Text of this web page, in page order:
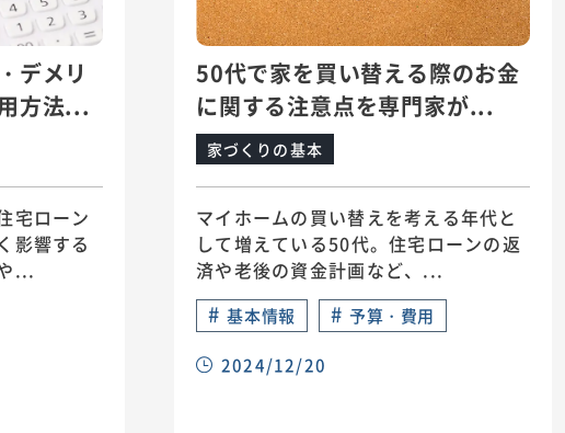
デメリ
方法...
宅ローン
影響する
...
50代で家を買い替える際のお金
に関する注意点を専門家が...
家づくりの基本
マイホームの買い替えを考える年代と
して増えている50代。住宅ローンの返
済や老後の資金計画など、...
# 基本情報 # 予算・費用
2024/12/20